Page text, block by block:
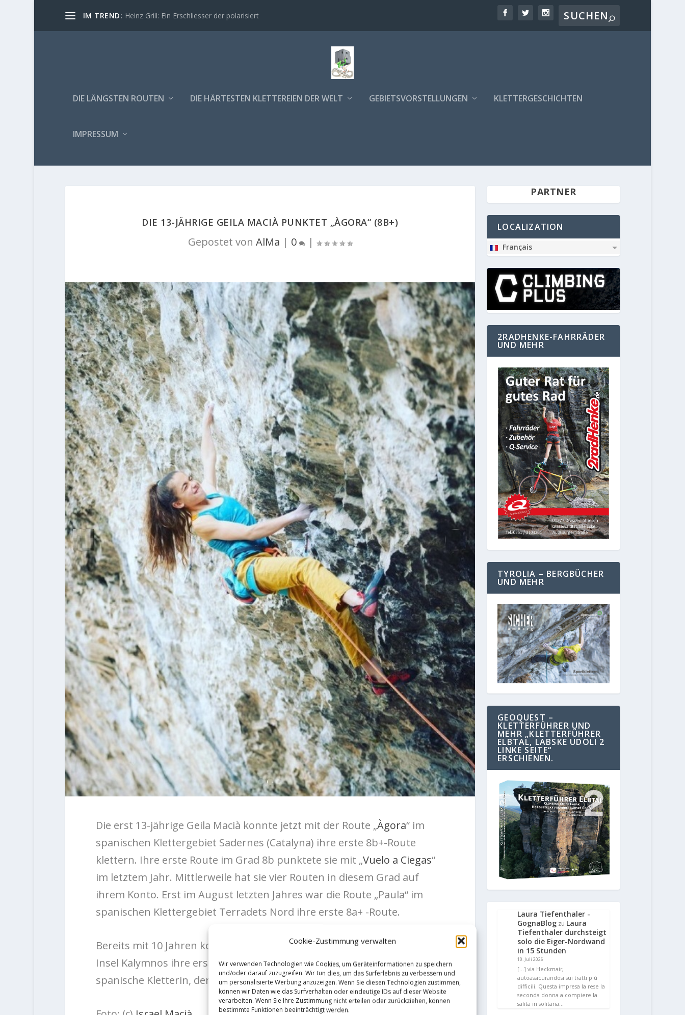
Cookie-Zustimmung verwalten
Wir verwenden Technologien wie Cookies, um Geräteinformationen zu speichern
und/oder darauf zuzugreifen. Wir tun dies, um das Surferlebnis zu verbessern und
um personalisierte Werbung anzuzeigen. Wenn Sie diesen Technologien zustimmen,
können wir Daten wie das Surfverhalten oder eindeutige IDs auf dieser Website
verarbeiten. Wenn Sie Ihre Zustimmung nicht erteilen oder zurückziehen, können
bestimmte Funktionen beeinträchtigt werden.
IM TREND: Heinz Grill: Ein Erschliesser der polarisiert
DIE LÄNGSTEN ROUTEN DIE HÄRTESTEN KLETTEREIEN DER WELT GEBIETSVORSTELLUNGEN KLETTERGESCHICHTEN
IMPRESSUM
DIE 13-JÄHRIGE GEILA MACIÀ PUNKTET „ÀGORA“ (8B+)
Gepostet von AlMa | 0 |
Die erst 13-jährige Geila Macià konnte jetzt mit der Route „Àgora“ im
spanischen Klettergebiet Sadernes (Catalyna) ihre erste 8b+-Route
klettern. Ihre erste Route im Grad 8b punktete sie mit „Vuelo a Ciegas“
im letztem Jahr. Mittlerweile hat sie vier Routen in diesem Grad auf
ihrem Konto. Erst im August letzten Jahres war die Route „Paula“ im
spanischen Klettergebiet Terradets Nord ihre erste 8a+ -Route.
Bereits mit 10 Jahren konnte Geila mit „Helios“ auf der griechischen
Insel Kalymnos ihre erste 8a-Route klettern. Sie war damit die jüngste
spanische Kletterin, der dies gelang.
PARTNER
LOCALIZATION
Français
2RADHENKE-FAHRRÄDER
UND MEHR
TYROLIA – BERGBÜCHER
UND MEHR
GEOQUEST –
KLETTERFÜHRER UND
MEHR „KLETTERFÜHRER
ELBTAL, LABSKE UDOLI 2
LINKE SEITE“
ERSCHIENEN.
Laura Tiefenthaler -
GognaBlog zu Laura
Tiefenthaler durchsteigt
solo die Eiger-Nordwand
in 15 Stunden
10. Juli 2026
[…] via Heckmair,
autoassicurandosi sui tratti più
difficili. Questa impresa la rese la
seconda donna a compiere la
salita in solitaria…